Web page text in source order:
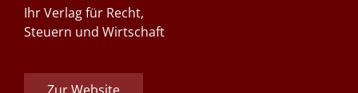
Ihr Verlag für Recht,
Steuern und Wirtschaft